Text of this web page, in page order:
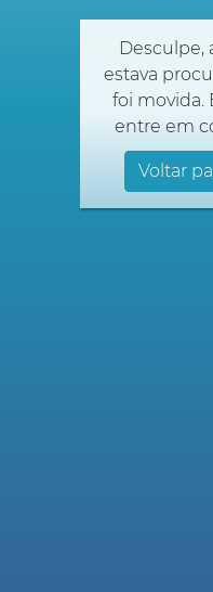
Desculpe,
estava
foi movida.
entre em
Voltar